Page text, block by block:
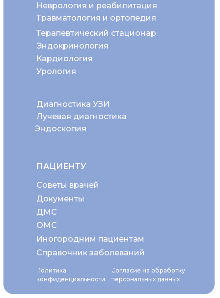
Политика
конфиденциальности
Согласие на обработку
персональных данных
Неврология и реабилитация
Диагностика УЗИ
Эндоскопия
Травматология и ортопедия
Эндокринология
Терапевтический стационар
Кардиология
Урология
Лучевая диагностика
ПАЦИЕНТУ
Советы врачей
ОМС
Документы
ДМС
Иногородним пациентам
Справочник заболеваний